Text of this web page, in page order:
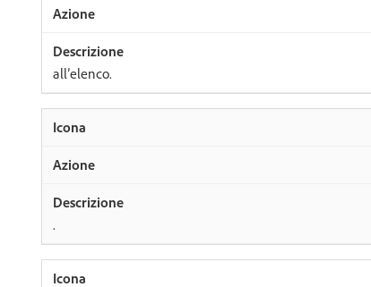
all’elenco.
.